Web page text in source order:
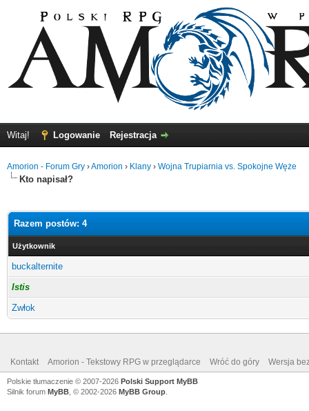
Witaj! Logowanie Rejestracja
Amorion - Forum Gry ›Amorion › Klany › Wojna Trupiarnia vs. Spokojne Węże
Kto napisał?
Razem postów: 4
Użytkownik
buckalternite
Istis
Zwłok
Kontakt Amorion - Tekstowy RPG w przeglądarce Wróć do góry Wersja
Polskie tłumaczenie © 2007-2026 Polski Support MyBB
Silnik forum MyBB , © 2002-2026 MyBB Group